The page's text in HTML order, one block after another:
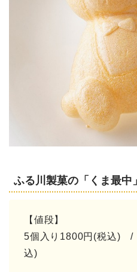
ふる川製菓の「くま最中」
【値段】
5個入り1800円(税込)
込)